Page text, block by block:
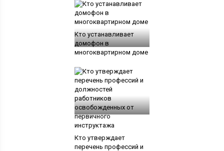
Кто устанавливает
домофон в
многоквартирном доме
Кто утверждает
перечень профессий и